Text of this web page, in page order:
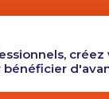
Mon compte
Se
bénéficier